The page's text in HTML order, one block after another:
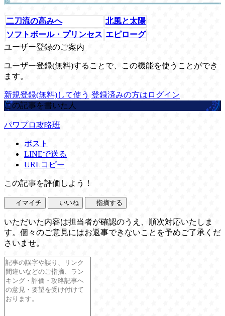
二刀流の高みへ
北風と太陽
ソフトボール・プリンセス エピローグ
ユーザー登録のご案内
ユーザー登録(無料)することで、この機能を使うことができ
ます。
新規登録(無料)して使う 登録済みの方はログイン
この記事を書いた人
パワプロ攻略班
ポスト
LINEで送る
URLコピー
この記事を評価しよう！
イマイチ いいね 指摘する
いただいた内容は担当者が確認のうえ、順次対応いたしま
す。個々のご意見にはお返事できないことを予めご了承くだ
さいませ。